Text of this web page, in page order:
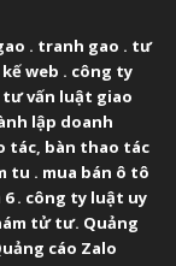
. tranh gao . tư
web . công ty
tư vấn luật giao
lập doanh
tác, bàn thao tác
tu . mua bán ô tô
. công ty luật uy
tử tư. Quảng
cáo Zalo